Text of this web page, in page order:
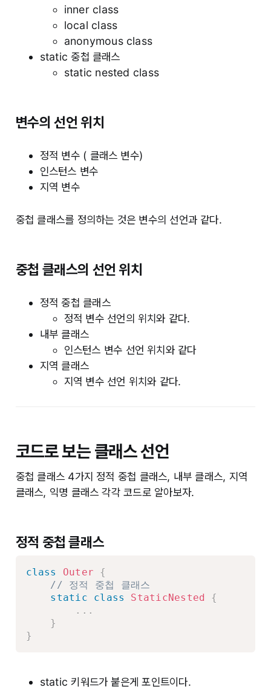
inner class
local class
anonymous class
static 중첩 클래스
static nested class
변수의 선언 위치
정적 변수 ( 클래스 변수)
인스턴스 변수
지역 변수
중첩 클래스를 정의하는 것은 변수의 선언과 같다.
중첩 클래스의 선언 위치
정적 중첩 클래스
정적 변수 선언의 위치와 같다.
내부 클래스
인스턴스 변수 선언 위치와 같다
지역 클래스
지역 변수 선언 위치와 같다.
코드로 보는 클래스 선언
중첩 클래스 4가지 정적 중첩 클래스, 내부 클래스, 지역
클래스, 익명 클래스 각각 코드로 알아보자.
정적 중첩 클래스
class Outer
{
// 정적 중첩 클래스
static
class StaticNested
{
. . .
}
}
static 키워드가 붙은게 포인트이다.